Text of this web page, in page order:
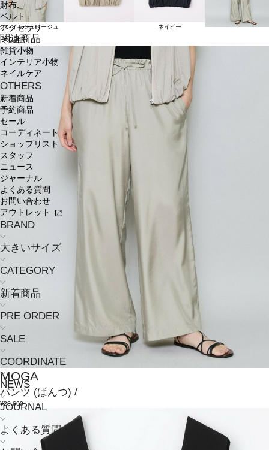
財布
ベルト
アクセサリ
その他
雑貨小物
インテリア小物
ネイルケア
OTHERS
新着商品
予約商品
セール
コーディネート
ショップリスト
スタッフ
ニュース
ジャーナル
よくある質問
お問い合わせ
アウトレット
BRAND
大きいサイズ
CATEGORY
新着商品
PRE ORDER
SALE
COORDINATE
NEWS
JOURNAL
よくある質問
レイッシュベージュ ネイビー
関連商品
MOGA
パンツ (ぱんつ) /
¥28,600